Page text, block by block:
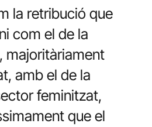
la retribució que
com el de la
majoritàriament
amb el de la
feminitzat,
que el